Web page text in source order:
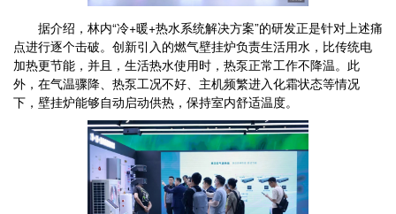
据介绍，林内“冷+暖+热水系统解决方案”的研发正是针对上述痛
点进行逐个击破。创新引入的燃气壁挂炉负责生活用水，比传统电
加热更节能，并且，生活热水使用时，热泵正常工作不降温。此
外，在气温骤降、热泵工况不好、主机频繁进入化霜状态等情况
下，壁挂炉能够自动启动供热，保持室内舒适温度。